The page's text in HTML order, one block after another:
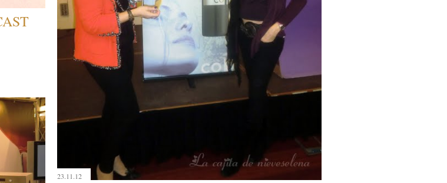
23.11.12